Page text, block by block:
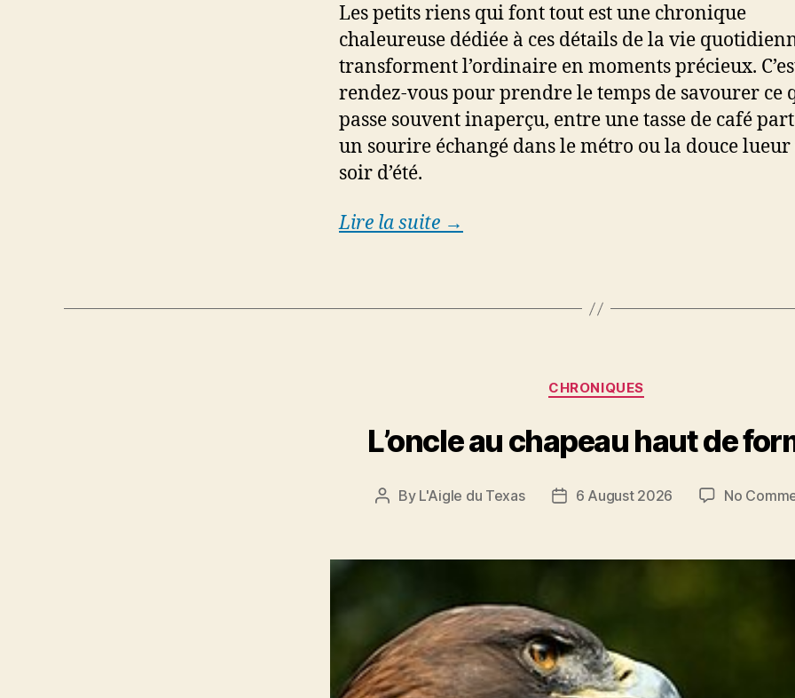
Les petits riens qui font tout est une chronique
chaleureuse dédiée à ces détails de la vie
transforment l’ordinaire en moments précieux.
rendez-vous pour prendre le temps de savourer ce
passe souvent inaperçu, entre une tasse de café
un sourire échangé dans le métro ou la douce lueur
soir d’été.
Lire la suite →
Categories
CHRONIQUES
L’oncle au chapeau haut de
Post
By L'Aigle du Texas
Post6 August 2026 No